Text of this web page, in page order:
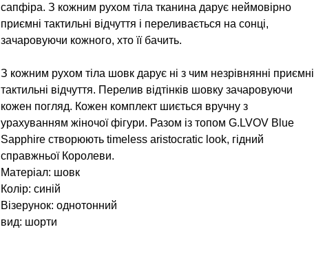
сапфіра. З кожним рухом тіла тканина дарує неймовірно
приємні тактильні відчуття і переливається на сонці,
зачаровуючи кожного, хто її бачить.
З кожним рухом тіла шовк дарує ні з чим незрівнянні приємні
тактильні відчуття. Перелив відтінків шовку зачаровуючи
кожен погляд. Кожен комплект шиється вручну з
урахуванням жіночої фігури. Разом із топом G.LVOV Blue
Sapphire створюють timeless aristocratic look, гідний
справжньої Королеви.
Матеріал: шовк
Колір: синій
Візерунок: однотонний
вид: шорти